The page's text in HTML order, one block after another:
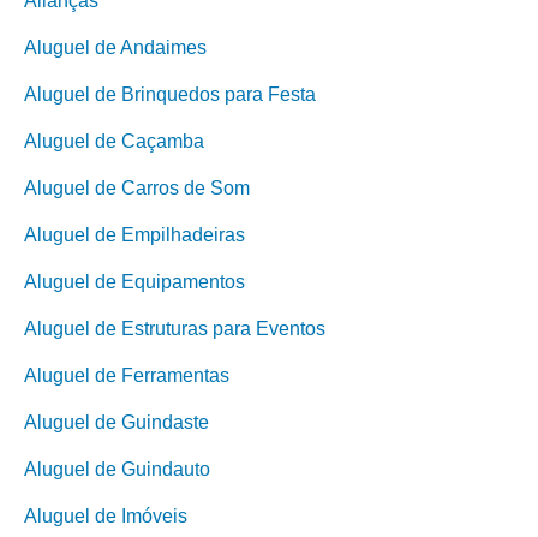
Aluguel de Andaimes
Aluguel de Brinquedos para Festa
Aluguel de Caçamba
Aluguel de Carros de Som
Aluguel de Empilhadeiras
Aluguel de Equipamentos
Aluguel de Estruturas para Eventos
Aluguel de Ferramentas
Aluguel de Guindaste
Aluguel de Guindauto
Aluguel de Imóveis